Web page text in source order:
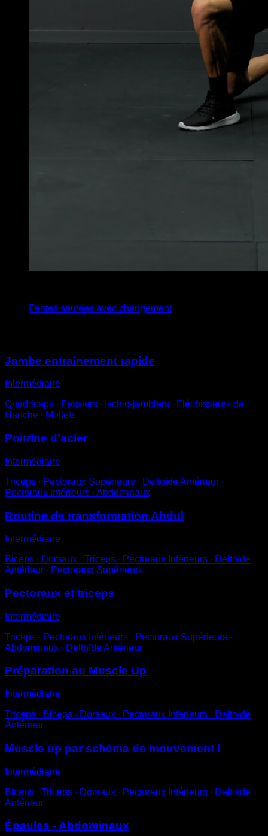
Fentes sautées avec changement
Jambe entraînement rapide
Intermédiaire
Quadriceps ∙ Fessiers ∙ Ischio-jambiers ∙ Fléchisseurs de
Hanche ∙ Mollets
Poitrine d’acier
Intermédiaire
Triceps ∙ Pectoraux Supérieurs ∙ Deltoïde Antérieur ∙
Pectoraux Inférieurs ∙ Abdominaux
Routine de transformation Abdul
Intermédiaire
Biceps ∙ Dorsaux ∙ Triceps ∙ Pectoraux Inférieurs ∙ Deltoïde
Antérieur ∙ Pectoraux Supérieurs
Pectoraux et triceps
Intermédiaire
Triceps ∙ Pectoraux Inférieurs ∙ Pectoraux Supérieurs ∙
Abdominaux ∙ Deltoïde Antérieur
Préparation au Muscle Up
Intermédiaire
Triceps ∙ Biceps ∙ Dorsaux ∙ Pectoraux Inférieurs ∙ Deltoïde
Antérieur
Muscle up par schéma de mouvement I
Intermédiaire
Biceps ∙ Triceps ∙ Dorsaux ∙ Pectoraux Inférieurs ∙ Deltoïde
Antérieur
Épaules - Abdominaux